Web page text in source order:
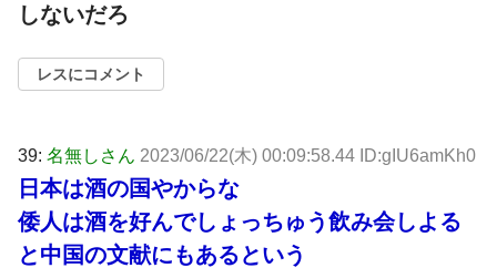
しないだろ
レスにコメント
39: 名無しさん 2023/06/22(木) 00:09:58.44 ID:gIU6amKh0
日本は酒の国やからな
倭人は酒を好んでしょっちゅう飲み会しよる
と中国の文献にもあるという